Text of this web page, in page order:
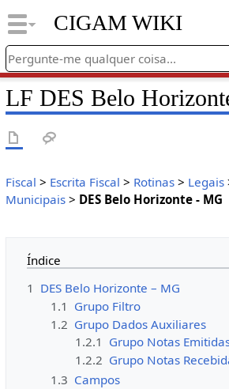
CIGAM WIKI
LF DES Belo
Fiscal > Escrita Fiscal > Rotinas> Legais
Municipais> DES Belo Horizonte - MG
Índice
1 DES Belo Horizonte – MG
1.1 Grupo Filtro
1.2 Grupo Dados Auxiliares
1.2.1 Grupo Notas
1.2.2 Grupo Notas
1.3 Campos